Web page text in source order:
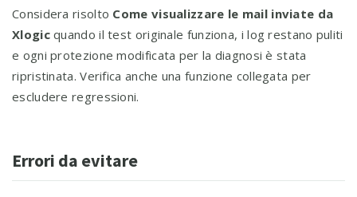
Considera risolto Come visualizzare le mail inviate da
Xlogicquando il test originale funziona, i log restano puliti
e ogni protezione modificata per la diagnosi è stata
ripristinata. Verifica anche una funzione collegata per
escludere regressioni.
Errori da evitare